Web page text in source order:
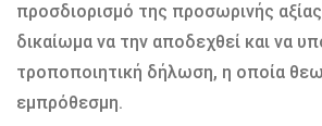
προσδιορισμό της προσωρινής
δικαίωμα να την αποδεχθεί και να
τροποποιητική δήλωση, η οποία
εμπρόθεσμη.